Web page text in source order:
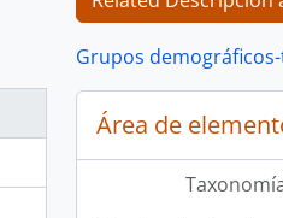
Grupos
Área de